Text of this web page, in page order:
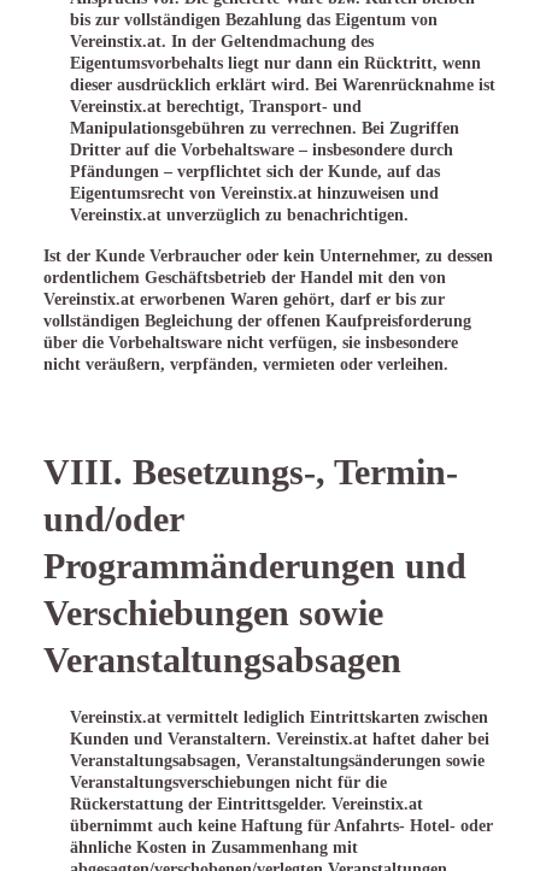
bis zur vollständigen Bezahlung das Eigentum von
Vereinstix.at. In der Geltendmachung des
Eigentumsvorbehalts liegt nur dann ein Rücktritt, wenn
dieser ausdrücklich erklärt wird. Bei Warenrücknahme ist
Vereinstix.at berechtigt, Transport- und
Manipulationsgebühren zu verrechnen. Bei Zugriffen
Dritter auf die Vorbehaltsware – insbesondere durch
Pfändungen – verpflichtet sich der Kunde, auf das
Eigentumsrecht von Vereinstix.at hinzuweisen und
Vereinstix.at unverzüglich zu benachrichtigen.
Ist der Kunde Verbraucher oder kein Unternehmer, zu dessen
ordentlichem Geschäftsbetrieb der Handel mit den von
Vereinstix.at erworbenen Waren gehört, darf er bis zur
vollständigen Begleichung der offenen Kaufpreisforderung
über die Vorbehaltsware nicht verfügen, sie insbesondere
nicht veräußern, verpfänden, vermieten oder verleihen.
VIII. Besetzungs-, Termin-
und/oder
Programmänderungen und
Verschiebungen sowie
Veranstaltungsabsagen
Vereinstix.at vermittelt lediglich Eintrittskarten zwischen
Kunden und Veranstaltern. Vereinstix.at haftet daher bei
Veranstaltungsabsagen, Veranstaltungsänderungen sowie
Veranstaltungsverschiebungen nicht für die
Rückerstattung der Eintrittsgelder. Vereinstix.at
übernimmt auch keine Haftung für Anfahrts- Hotel- oder
ähnliche Kosten in Zusammenhang mit